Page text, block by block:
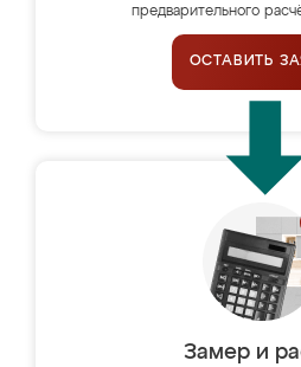
предварительного
ОСТАВИТЬ
Замер и